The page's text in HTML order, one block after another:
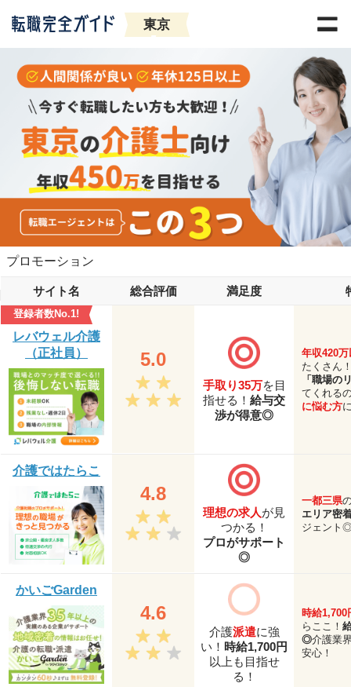
東京
プロモーション
サイト名 総合評価 満足度
登録者数No.1!
レバウェル介護
（正社員）
5.0
手取り35万を目
指せる！ 給与交
渉が得意◎
年収420
たくさん
「職場の
てくれる
に悩む方
介護ではたらこ
4.8
理想の求人が見
つかる！
プロがサポート
◎
一都三県
エリア密
ジェント
かいごGarden
4.6
介護派遣に強
い！ 時給1,700円
以上も目指せ
る！
時給1,700
らここ！
◎介護業
安心！